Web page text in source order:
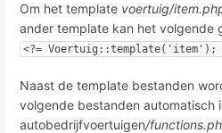
Om het template voertuig/
ander template kan het volgende
<?= Voertuig::template('item');
Naast de template bestanden
volgende bestanden automatisch
autobedrijfvoertuigen/